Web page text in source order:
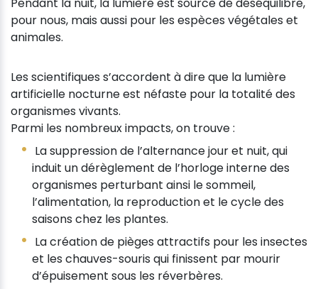
pour nous, mais aussi pour les espèces végétales et
animales.
Les scientifiques s’accordent à dire que la lumière
artificielle nocturne est néfaste pour la totalité des
organismes vivants.
Parmi les nombreux impacts, on trouve :
La suppression de l’alternance jour et nuit, qui
induit un dérèglement de l’horloge interne des
organismes perturbant ainsi le sommeil,
l’alimentation, la reproduction et le cycle des
saisons chez les plantes.
La création de pièges attractifs pour les insectes
et les chauves-souris qui finissent par mourir
d’épuisement sous les réverbères.